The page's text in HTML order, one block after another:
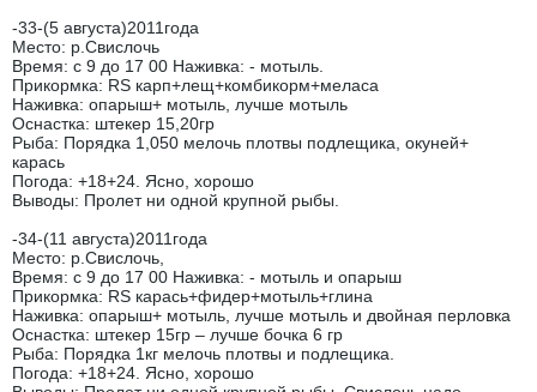
-33-(5 августа)2011года
Место: р.Свислочь
Время: с 9 до 17 00 Наживка: - мотыль.
Прикормка: RS карп+лещ+комбикорм+меласа
Наживка: опарыш+ мотыль, лучше мотыль
Оснастка: штекер 15,20гр
Рыба: Порядка 1,050 мелочь плотвы подлещика, окуней+
карась
Погода: +18+24. Ясно, хорошо
Выводы: Пролет ни одной крупной рыбы.
-34-(11 августа)2011года
Место: р.Свислочь,
Время: с 9 до 17 00 Наживка: - мотыль и опарыш
Прикормка: RS карась+фидер+мотыль+глина
Наживка: опарыш+ мотыль, лучше мотыль и двойная перловка
Оснастка: штекер 15гр – лучше бочка 6 гр
Рыба: Порядка 1кг мелочь плотвы и подлещика.
Погода: +18+24. Ясно, хорошо